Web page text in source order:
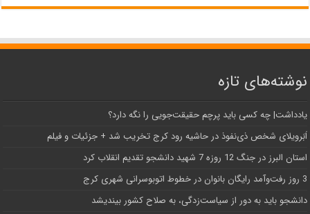
نوشته‌های تازه
یادداشت| ‌چه کسی باید پرچم حقیقت‌جویی را نگه دارد؟
اَبَر‌ویلای شخص ذی‌نفوذ در حاشیه‌ رود کرج تخریب شد + جزئیات و فیلم
استان البرز در جنگ 12 روزه 7 شهید دانشجو تقدیم انقلاب کرد
3 روز رفت‌وآمد رایگان بانوان در خطوط اتوبوسرانی شهری کرج
دانشجو باید به دور از سیاست‌زدگی، به صلاح کشور بیندیشد